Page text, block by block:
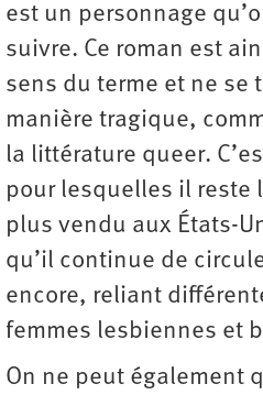
est un personnage
suivre. Ce roman est
sens du terme et ne se
manière tragique,
la littérature queer.
pour lesquelles il reste
plus vendu aux États-
qu’il continue de
encore, reliant
femmes lesbiennes et
On ne peut également